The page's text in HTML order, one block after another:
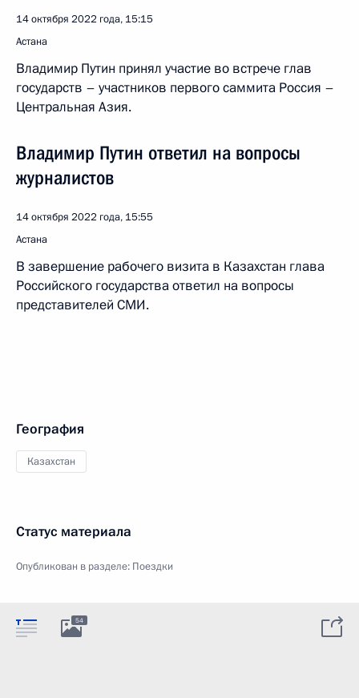
14 октября 2022 года, 15:15
Астана
Владимир Путин принял участие во встрече глав
государств – участников первого саммита Россия –
Центральная Азия.
Владимир Путин ответил на вопросы
журналистов
14 октября 2022 года, 15:55
Астана
В завершение рабочего визита в Казахстан глава
Российского государства ответил на вопросы
представителей СМИ.
География
Казахстан
Статус материала
Опубликован в разделе: Поездки
54